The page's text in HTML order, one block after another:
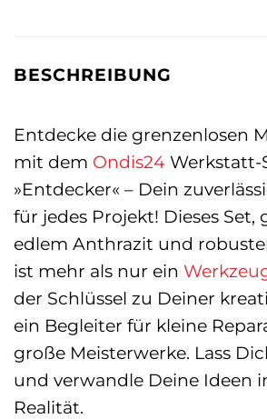
BESCHREIBUNG
Entdecke die grenzenlosen
mit dem Ondis24 Werkstatt-
»Entdecker« – Dein
für jedes Projekt! Dieses Set,
edlem Anthrazit und
ist mehr als nur ein
der Schlüssel zu Deiner
ein Begleiter für kleine
große Meisterwerke. Lass
und verwandle Deine Ideen
Realität.